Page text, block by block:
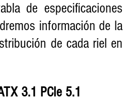
de especificaciones
información de la
de cada riel en
3.1 PCIe 5.1